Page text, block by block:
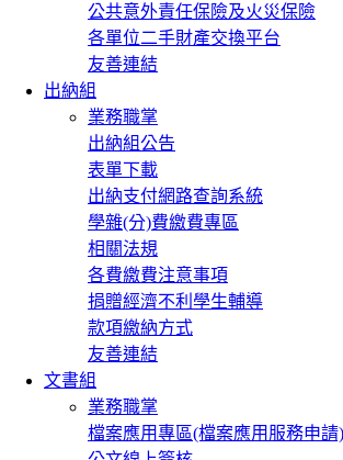
公共意外責任保險及火災保險
各單位二手財產交換平台
友善連結
出納組
業務職掌
出納組公告
表單下載
出納支付網路查詢系統
學雜(分)費繳費專區
相關法規
各費繳費注意事項
捐贈經濟不利學生輔導
款項繳納方式
友善連結
文書組
業務職掌
檔案應用專區(檔案應用服務申請)